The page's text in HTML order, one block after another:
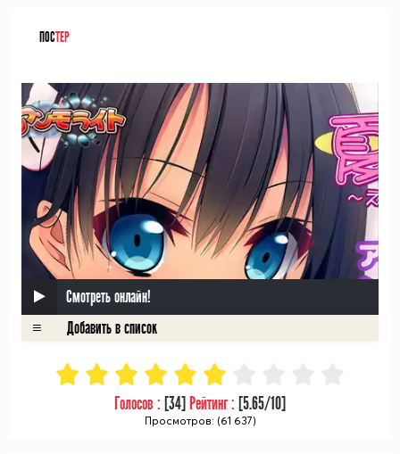
ПОСТЕР
Смотреть онлайн!
Голосов : [34] Рейтинг : [5.65/10]
Просмотров: (61 637)